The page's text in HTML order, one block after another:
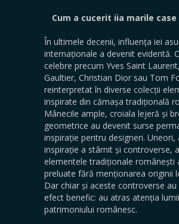
Cum a cucerit iia marile case
În ultimele decenii, influența iei
internaționale a devenit evidentă.
celebre precum Yves Saint
Gaultier, Christian Dior sau Tom
reinterpretat în diverse colecții
inspirate din cămașa tradițională
Mânecile ample, croiala lejeră și
geometrice au devenit surse
inspirație pentru designeri. Uneori,
inspirație a stârnit și controverse,
elementele tradiționale românești
preluate fără menționarea originii
Dar chiar și aceste controverse au
efect benefic: au atras atenția
patrimoniului românesc.